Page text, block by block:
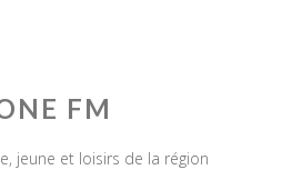
FM
jeune et loisirs de la région